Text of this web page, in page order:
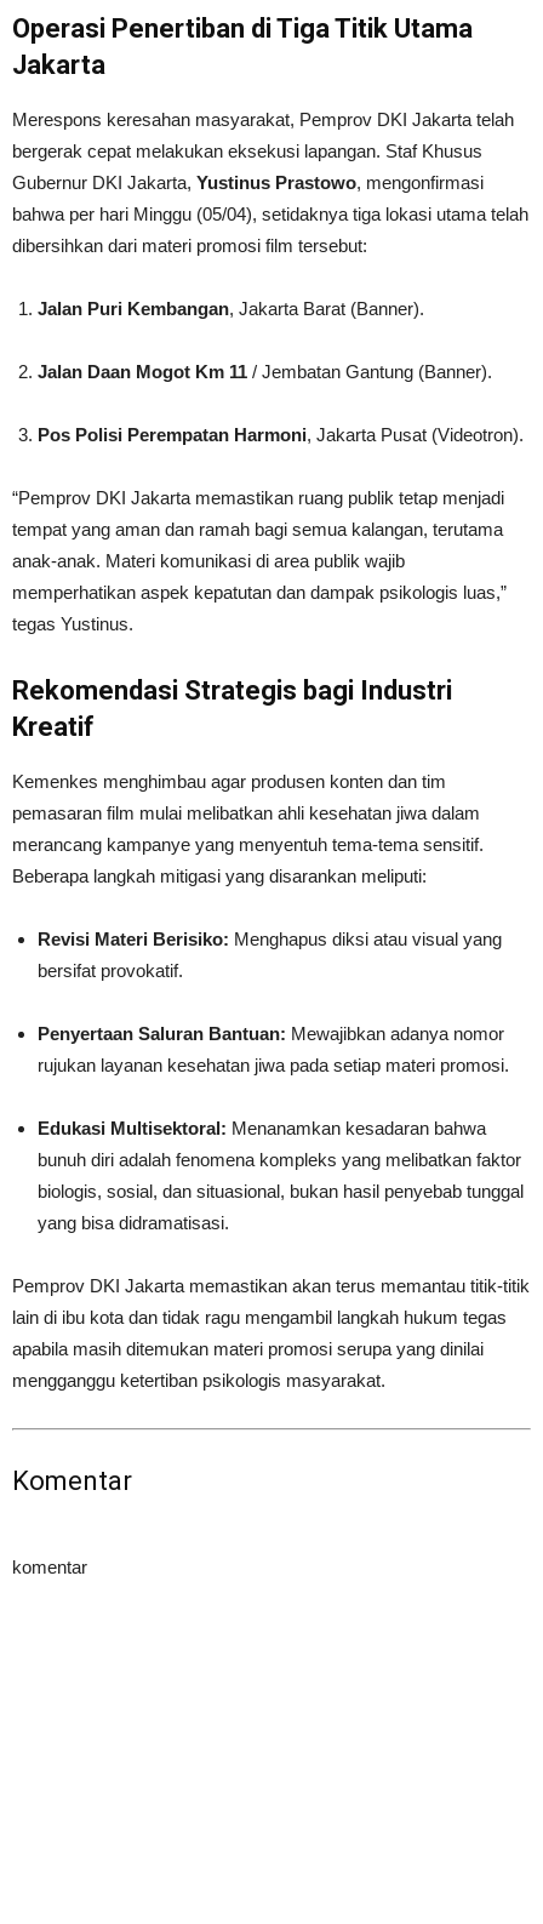
Operasi Penertiban di Tiga Titik Utama
Jakarta
Merespons keresahan masyarakat, Pemprov DKI Jakarta telah
bergerak cepat melakukan eksekusi lapangan. Staf Khusus
Gubernur DKI Jakarta, Yustinus Prastowo, mengonfirmasi
bahwa per hari Minggu (05/04), setidaknya tiga lokasi utama telah
dibersihkan dari materi promosi film tersebut:
Jalan Puri Kembangan, Jakarta Barat (Banner).
Jalan Daan Mogot Km 11 / Jembatan Gantung (Banner).
Pos Polisi Perempatan Harmoni, Jakarta Pusat (Videotron).
“Pemprov DKI Jakarta memastikan ruang publik tetap menjadi
tempat yang aman dan ramah bagi semua kalangan, terutama
anak-anak. Materi komunikasi di area publik wajib
memperhatikan aspek kepatutan dan dampak psikologis luas,”
tegas Yustinus.
Rekomendasi Strategis bagi Industri
Kreatif
Kemenkes menghimbau agar produsen konten dan tim
pemasaran film mulai melibatkan ahli kesehatan jiwa dalam
merancang kampanye yang menyentuh tema-tema sensitif.
Beberapa langkah mitigasi yang disarankan meliputi:
Revisi Materi Berisiko: Menghapus diksi atau visual yang
bersifat provokatif.
Penyertaan Saluran Bantuan: Mewajibkan adanya nomor
rujukan layanan kesehatan jiwa pada setiap materi promosi.
Edukasi Multisektoral: Menanamkan kesadaran bahwa
bunuh diri adalah fenomena kompleks yang melibatkan faktor
biologis, sosial, dan situasional, bukan hasil penyebab tunggal
yang bisa didramatisasi.
Pemprov DKI Jakarta memastikan akan terus memantau titik-titik
lain di ibu kota dan tidak ragu mengambil langkah hukum tegas
apabila masih ditemukan materi promosi serupa yang dinilai
mengganggu ketertiban psikologis masyarakat.
Komentar
komentar